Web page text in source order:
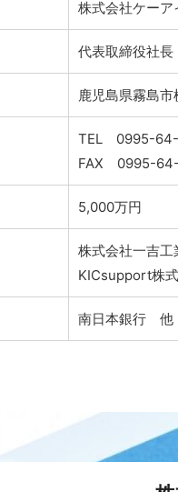
株式会社ケーア
代表取締役社
鹿児島県霧島
TEL 0995-
FAX 0995-
5,000万円
株式会社一吉工
KICsupport株式
南日本銀行 他